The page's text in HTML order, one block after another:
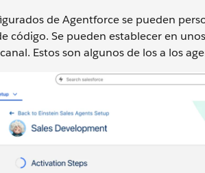
de Agentforce se pueden
código. Se pueden establecer en
Estos son algunos de los a los